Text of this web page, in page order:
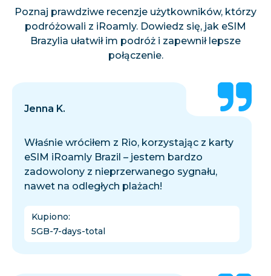
Poznaj prawdziwe recenzje użytkowników, którzy
podróżowali z iRoamly. Dowiedz się, jak eSIM
Brazylia ułatwił im podróż i zapewnił lepsze
połączenie.
Jenna K.
Właśnie wróciłem z Rio, korzystając z karty
eSIM iRoamly Brazil – jestem bardzo
zadowolony z nieprzerwanego sygnału,
nawet na odległych plażach!
Kupiono:
5GB-7-days-total